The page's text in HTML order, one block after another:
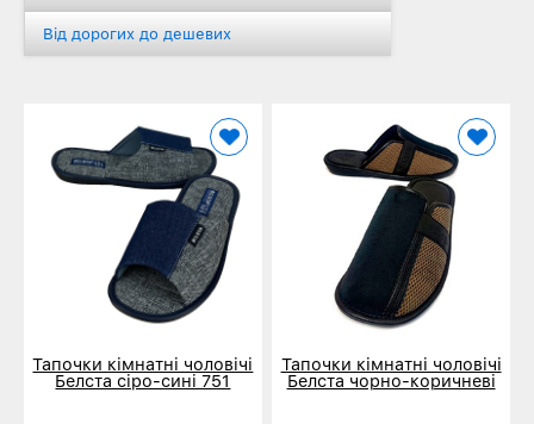
Від дорогих до дешевих
Тапочки кімнатні чоловічі
Белста сіро-сині 751
Тапочки кімнатні чоловічі
Белста чорно-коричневі